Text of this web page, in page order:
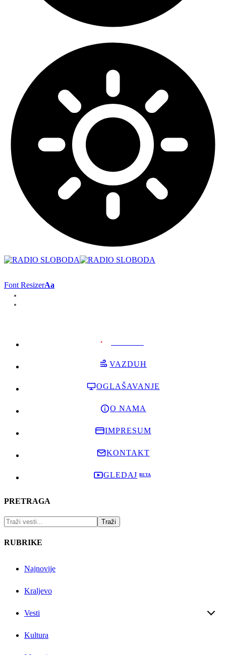
Font ResizerAa
VAZDUH
OGLAŠAVANJE
O NAMA
IMPRESUM
KONTAKT
GLEDAJ
PRETRAGA
RUBRIKE
Najnovije
Kraljevo
Vesti
Kultura